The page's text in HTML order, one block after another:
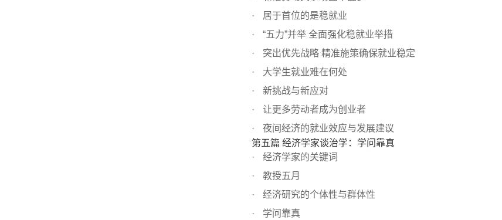
居于首位的是稳就业
“五力”并举 全面强化稳就业举措
突出优先战略 精准施策确保就业稳定
大学生就业难在何处
新挑战与新应对
让更多劳动者成为创业者
夜间经济的就业效应与发展建议
第五篇 经济学家谈治学：学问靠真
经济学家的关键词
教授五月
经济研究的个体性与群体性
学问靠真